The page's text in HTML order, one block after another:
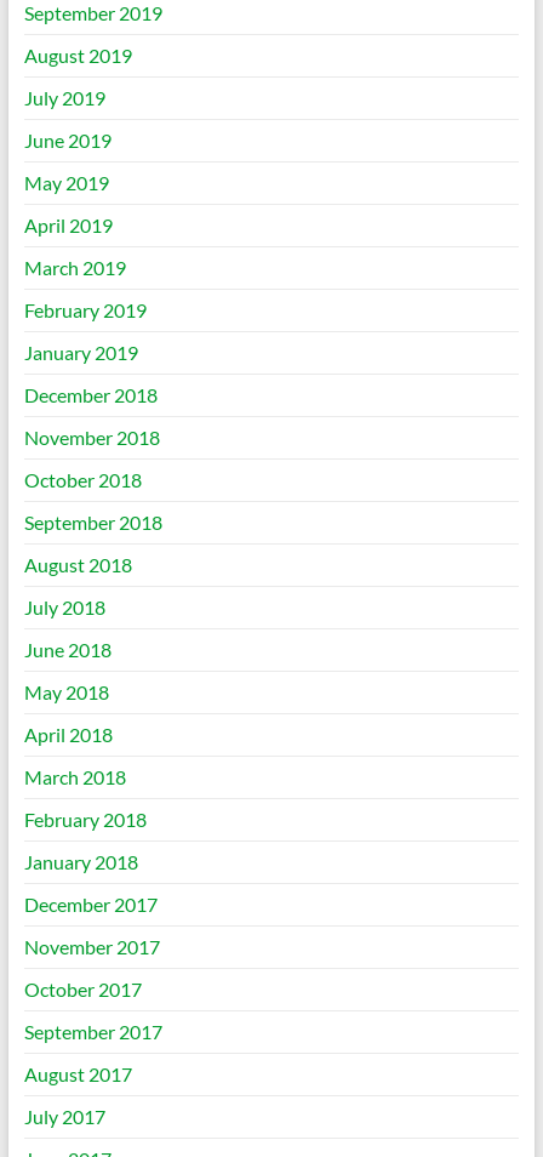
September 2019
August 2019
July 2019
June 2019
May 2019
April 2019
March 2019
February 2019
January 2019
December 2018
November 2018
October 2018
September 2018
August 2018
July 2018
June 2018
May 2018
April 2018
March 2018
February 2018
January 2018
December 2017
November 2017
October 2017
September 2017
August 2017
July 2017